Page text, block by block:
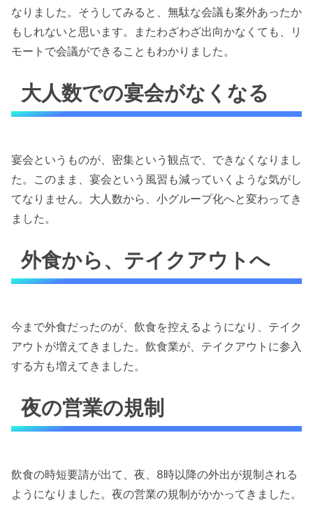
なりました。そうしてみると、無駄な会議も案外あったか
もしれないと思います。またわざわざ出向かなくても、リ
モートで会議ができることもわかりました。
大人数での宴会がなくなる
宴会というものが、密集という観点で、できなくなりまし
た。このまま、宴会という風習も減っていくような気がし
てなりません。大人数から、小グループ化へと変わってき
ました。
外食から、テイクアウトへ
今まで外食だったのが、飲食を控えるようになり、テイク
アウトが増えてきました。飲食業が、テイクアウトに参入
する方も増えてきました。
夜の営業の規制
飲食の時短要請が出て、夜、8時以降の外出が規制される
ようになりました。夜の営業の規制がかかってきました。